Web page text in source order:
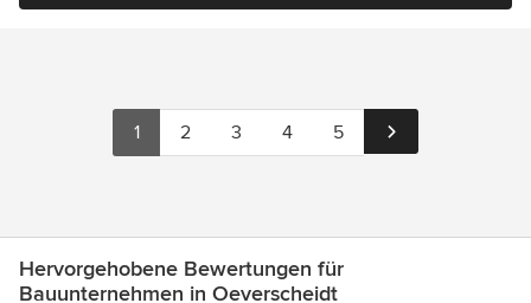
1 2 3 4 5
Hervorgehobene Bewertungen für
Bauunternehmen in Oeverscheidt